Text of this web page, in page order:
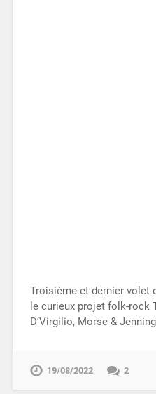
Troisième et dernier volet
le curieux projet folk-rock
D’Virgilio, Morse &
19/08/2022 2